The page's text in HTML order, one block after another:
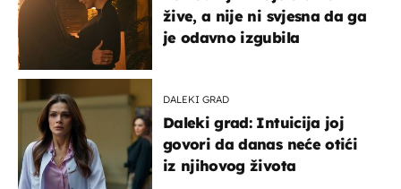
žive, a nije ni svjesna da ga
je odavno izgubila
DALEKI GRAD
Daleki grad: Intuicija joj
govori da danas neće otići
iz njihovog života